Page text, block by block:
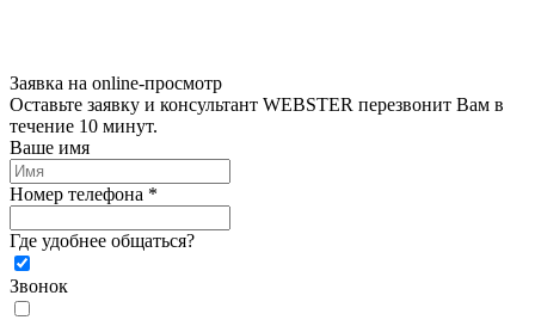
Заявка на online-просмотр
Оставьте заявку и консультант WEBSTER перезвонит Вам в
течение 10 минут.
Ваше имя
Номер телефона *
Где удобнее общаться?
Звонок